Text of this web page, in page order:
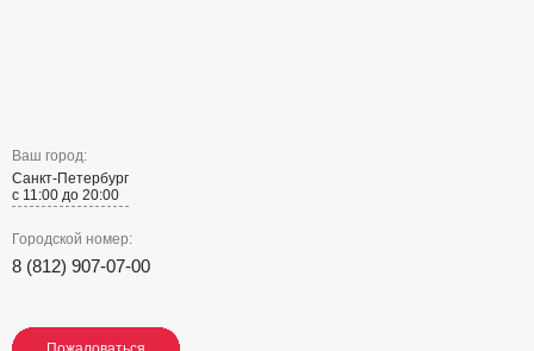
Ваш город:
Санкт-Петербург
с 11:00 до 20:00
Городской номер:
8 (812) 907-07-00